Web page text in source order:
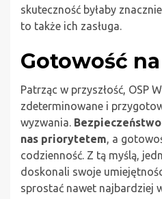
skuteczność byłaby
to także ich zasługa.
Gotowość
Patrząc w przyszłość, OSP
zdeterminowane i
wyzwania.
nas priorytetem, a
codzienność. Z tą myślą,
doskonali swoje
sprostać nawet najbardziej